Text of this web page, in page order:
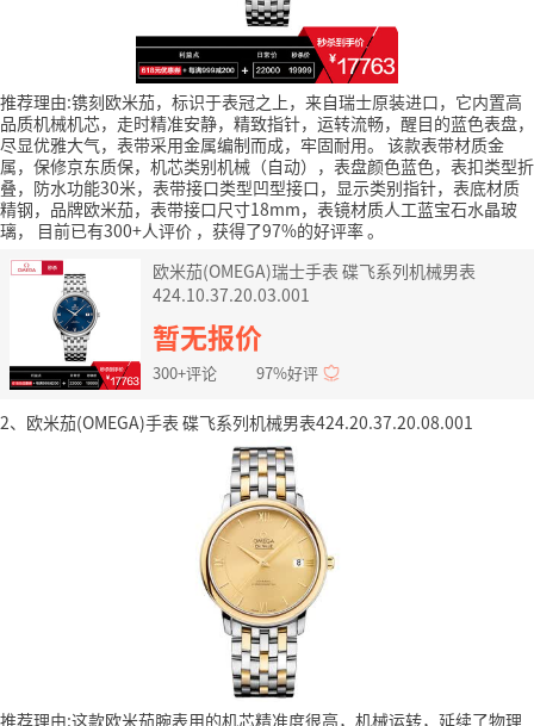
推荐理由:镌刻欧米茄，标识于表冠之上，来自瑞士原装进口，它内置高
品质机械机芯，走时精准安静，精致指针，运转流畅，醒目的蓝色表盘，
尽显优雅大气，表带采用金属编制而成，牢固耐用。 该款表带材质金
属，保修京东质保，机芯类别机械（自动），表盘颜色蓝色，表扣类型折
叠，防水功能30米，表带接口类型凹型接口，显示类别指针，表底材质
精钢，品牌欧米茄，表带接口尺寸18mm，表镜材质人工蓝宝石水晶玻
璃，
目前已有300+人评价 ，获得了97%的好评率。
欧米茄(OMEGA)瑞士手表 碟飞系列机械男表
424.10.37.20.03.001
暂无报价
300+评论 97%好评
2、欧米茄(OMEGA)手表 碟飞系列机械男表424.20.37.20.08.001
推荐理由:这款欧米茄腕表用的机芯精准度很高，机械运转，延续了物理